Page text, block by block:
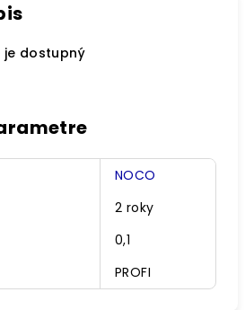
je dostupný
NOCO
2 roky
0,1
PROFI